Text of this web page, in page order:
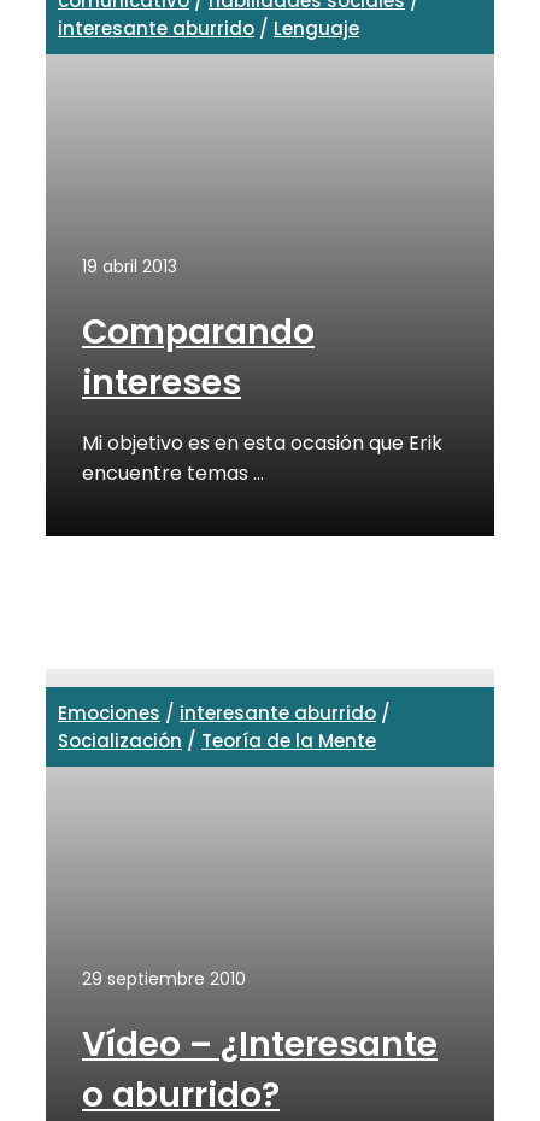
interesante aburrido / Lenguaje
19 abril 2013
Comparando
intereses
Mi objetivo es en esta ocasión que Erik
encuentre temas …
Emociones / interesante aburrido /
Socialización / Teoría de la Mente
29 septiembre 2010
Vídeo – ¿Interesante
o aburrido?